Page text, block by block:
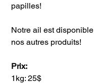
papilles!
Notre ail est
nos autres produits!
Prix:
1kg: 25$